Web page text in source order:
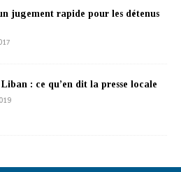
jugement rapide pour les détenus
: ce qu’en dit la presse locale